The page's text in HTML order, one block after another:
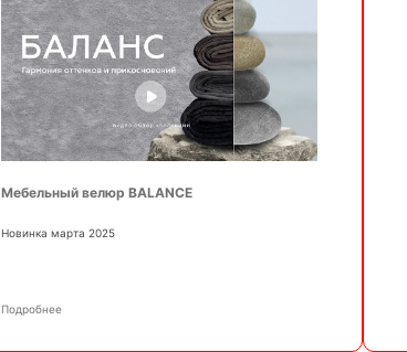
Мебельный велюр BALANCE
Новинка марта 2025
Подробнее